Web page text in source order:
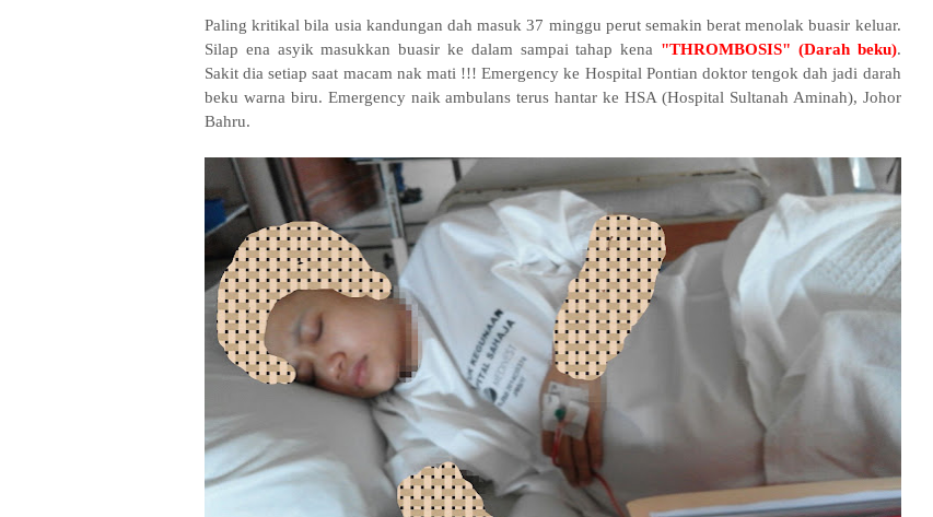
Paling kritikal bila usia kandungan dah masuk 37 minggu perut semakin berat menolak buasir keluar.
Silap ena asyik masukkan buasir ke dalam sampai tahap kena "THROMBOSIS" (Darah beku).
Sakit dia setiap saat macam nak mati !!! Emergency ke Hospital Pontian doktor tengok dah jadi darah
beku warna biru. Emergency naik ambulans terus hantar ke HSA (Hospital Sultanah Aminah), Johor
Bahru.